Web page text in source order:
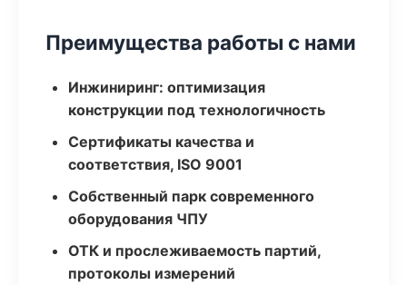
Преимущества работы с нами
Инжиниринг: оптимизация
конструкции под технологичность
Сертификаты качества и
соответствия, ISO 9001
Собственный парк современного
оборудования ЧПУ
ОТК и прослеживаемость партий,
протоколы измерений